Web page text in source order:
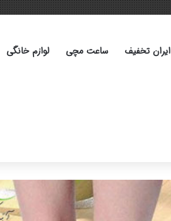
ایران تخفیف ساعت مچی لوازم خانگی